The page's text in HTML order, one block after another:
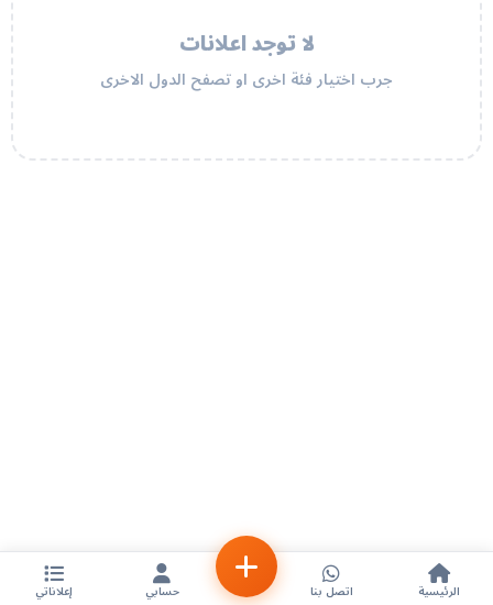
لا توجد اعلانات
جرب اختيار فئة اخرى او تصفح الدول الاخرى
الرئيسية اتصل بنا حسابي إعلاناتي